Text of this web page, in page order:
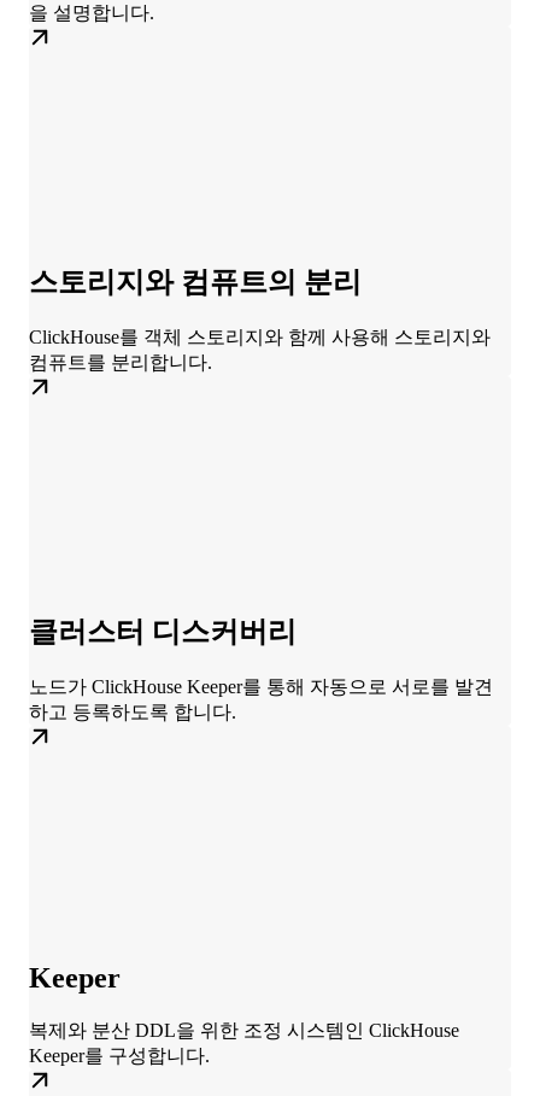
을 설명합니다.
스토리지와 컴퓨트의 분리
ClickHouse를 객체 스토리지와 함께 사용해 스토리지와
컴퓨트를 분리합니다.
클러스터 디스커버리
노드가 ClickHouse Keeper를 통해 자동으로 서로를 발견
하고 등록하도록 합니다.
Keeper
복제와 분산 DDL을 위한 조정 시스템인 ClickHouse
Keeper를 구성합니다.